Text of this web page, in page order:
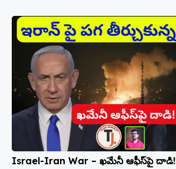
Israel-Iran War – ఖమేనీ ఆఫీస్‌పై దాడి!